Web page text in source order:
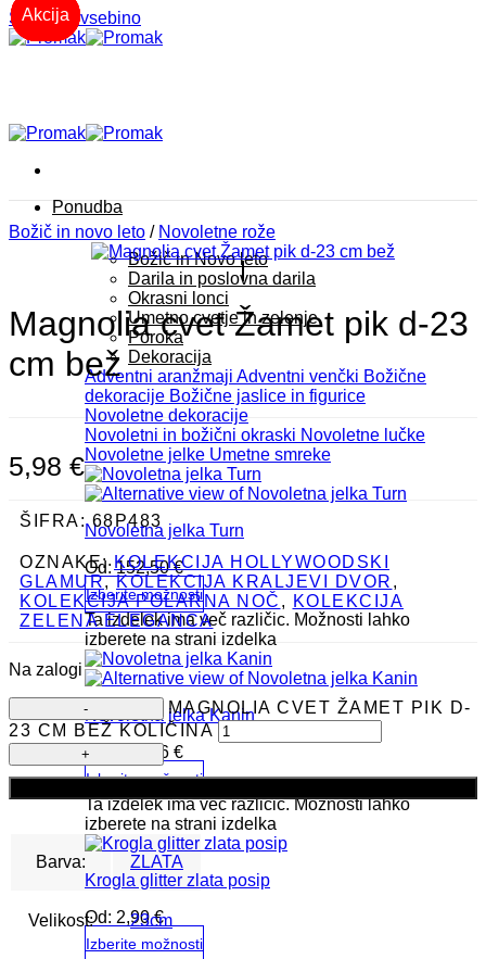
Skoči na vsebino
Ponudba
Božič in Novo leto
Darila in poslovna darila
Okrasni lonci
Umetno cvetje in zelenje
Poroka
Dekoracija
Adventni aranžmaji Adventni venčki Božične
dekoracije Božične jaslice in figurice
Novoletne dekoracije
Novoletni in božični okraski Novoletne lučke
Novoletne jelke Umetne smreke
Novoletna jelka Turn
Od:152,50€
Izberite možnosti
Ta izdelek ima več različic. Možnosti lahko
izberete na strani izdelka
Novoletna jelka Kanin
Od:
262,06 €
Izberite možnosti
Ta izdelek ima več različic. Možnosti lahko
izberete na strani izdelka
Krogla glitter zlata posip
Od: 2,90€
Izberite možnosti
-20%
-20%
-20%
-20%
-20%
-20%
-20%
Akcija
Akcija
Akcija
Akcija
Božič in novo leto / Novoletne rože
Magnolia cvet Žamet pik d-23
cm bež
5,98 €
ŠIFRA:68P483
OZNAKE: KOLEKCIJA HOLLYWOODSKI
GLAMUR,KOLEKCIJA KRALJEVI DVOR ,
KOLEKCIJA POLARNA NOČ , KOLEKCIJA
ZELENA ELEGANCA
Na zalogi
MAGNOLIA CVET ŽAMET PIK D-
23 CM BEŽ KOLIČINA
Barva: ZLATA
Velikost: 23cm